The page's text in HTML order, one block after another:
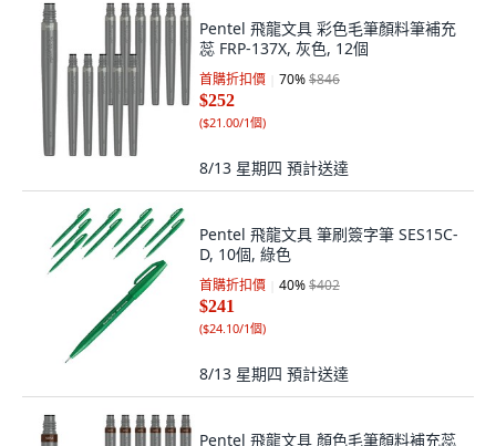
Pentel 飛龍文具 彩色毛筆顏料筆補充
蕊 FRP-137X, 灰色, 12個
首購折扣價 70%$846
$252
($21.00/1個)
8/13 星期四 預計送達
Pentel 飛龍文具 筆刷簽字筆 SES15C-
D, 10個, 綠色
首購折扣價 40%$402
$241
($24.10/1個)
8/13 星期四 預計送達
Pentel 飛龍文具 顏色毛筆顏料補充蕊